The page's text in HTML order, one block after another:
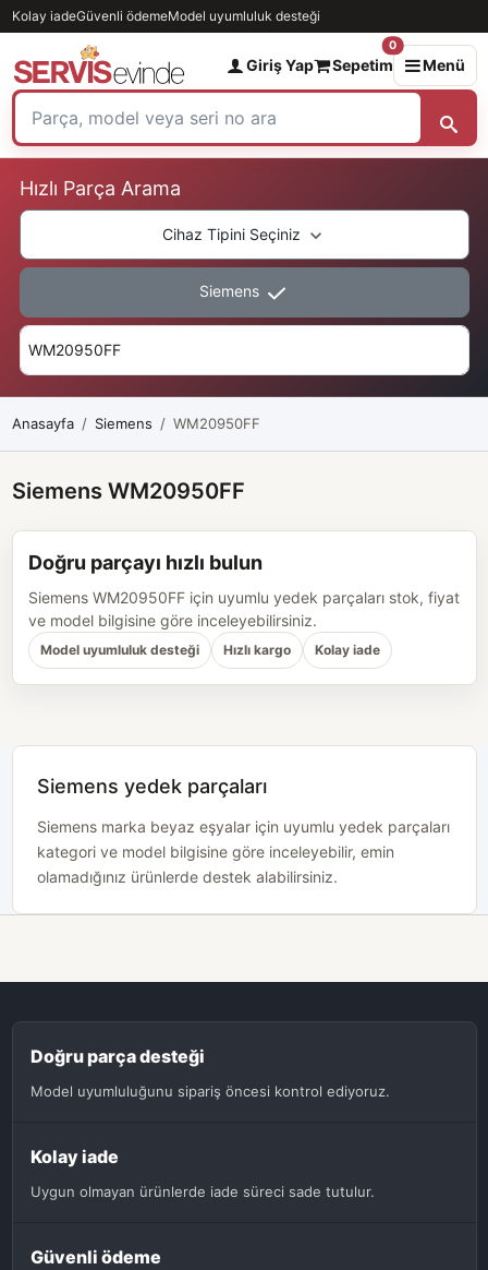
Kolay iadeGüvenli ödemeModel uyumluluk desteği
Giriş Yap Sepetim
0
Menü
Hızlı Parça Arama
Cihaz Tipini Seçiniz
Siemens
Anasayfa Siemens WM20950FF
Siemens WM20950FF
Doğru parçayı hızlı bulun
Siemens WM20950FF için uyumlu yedek parçaları stok, fiyat
ve model bilgisine göre inceleyebilirsiniz.
Model uyumluluk desteği Hızlı kargo Kolay iade
Siemens yedek parçaları
Siemens marka beyaz eşyalar için uyumlu yedek parçaları
kategori ve model bilgisine göre inceleyebilir, emin
olamadığınız ürünlerde destek alabilirsiniz.
Doğru parça desteği
Model uyumluluğunu sipariş öncesi kontrol ediyoruz.
Kolay iade
Uygun olmayan ürünlerde iade süreci sade tutulur.
Güvenli ödeme